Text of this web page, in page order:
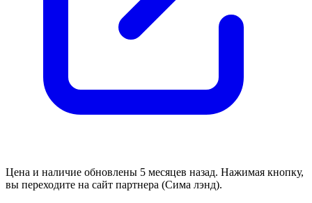
Цена и наличие обновлены 5 месяцев назад. Нажимая кнопку,
вы переходите на сайт партнера (Сима лэнд).